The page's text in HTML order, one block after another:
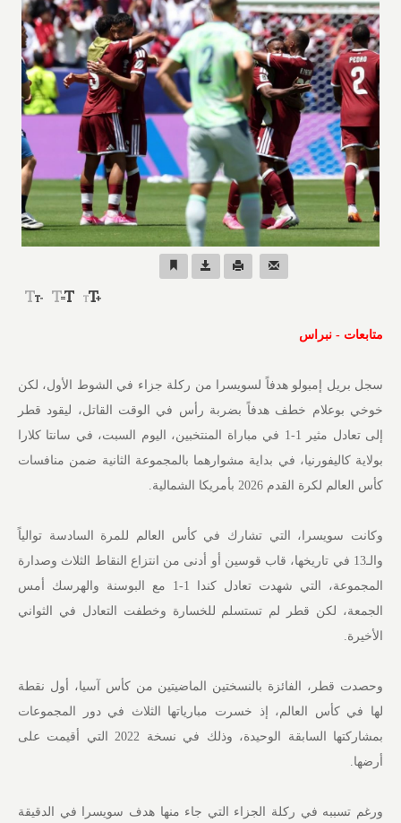
متابعات - نبراس
سجل بريل إمبولو هدفاً لسويسرا من ركلة جزاء في الشوط الأول، لكن
خوخي بوعلام خطف هدفاً بضربة رأس في الوقت القاتل، ليقود قطر
إلى تعادل مثير 1-1 في مباراة المنتخبين، اليوم السبت، في سانتا كلارا
بولاية كاليفورنيا، في بداية مشوارهما بالمجموعة الثانية ضمن منافسات
كأس العالم لكرة القدم 2026 بأمريكا الشمالية.
وكانت سويسرا، التي تشارك في كأس العالم للمرة السادسة توالياً
والـ13 في تاريخها، قاب قوسين أو أدنى من انتزاع النقاط الثلاث وصدارة
المجموعة، التي شهدت تعادل كندا 1-1 مع البوسنة والهرسك أمس
الجمعة، لكن قطر لم تستسلم للخسارة وخطفت التعادل في الثواني
الأخيرة.
وحصدت قطر، الفائزة بالنسختين الماضيتين من كأس آسيا، أول نقطة
لها في كأس العالم، إذ خسرت مبارياتها الثلاث في دور المجموعات
بمشاركتها السابقة الوحيدة، وذلك في نسخة 2022 التي أقيمت على
أرضها.
ورغم تسببه في ركلة الجزاء التي جاء منها هدف سويسرا في الدقيقة